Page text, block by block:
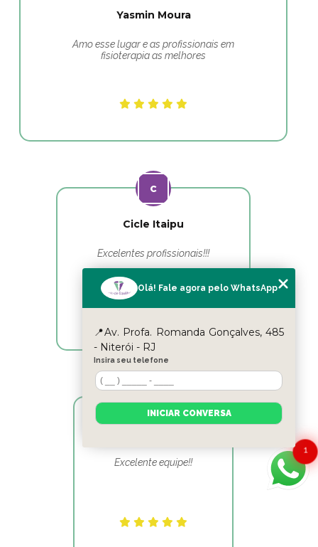
Yasmin Moura
Amo esse lugar e as profissionais em
fisioterapia as melhores
Cicle Itaipu
Excelentes profissionais!!!
Excelente equipe!!
1
Olá! Fale agora pelo WhatsApp
📍Av. Profa. Romanda Gonçalves, 485
- Niterói - RJ
Insira seu telefone
INICIAR CONVERSA